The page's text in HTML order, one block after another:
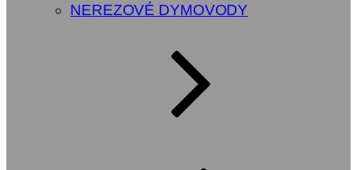
NEREZOVÉ DYMOVODY